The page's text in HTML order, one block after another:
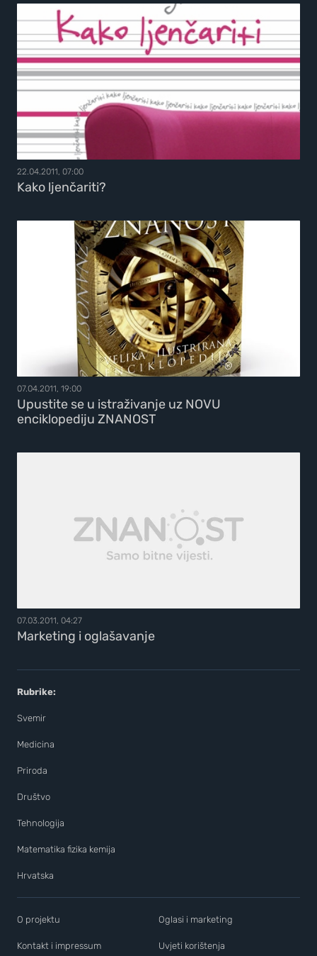
22.04.2011, 07:00
Kako ljenčariti?
07.04.2011, 19:00
Upustite se u istraživanje uz NOVU
enciklopediju ZNANOST
07.03.2011, 04:27
Marketing i oglašavanje
Rubrike:
Svemir
Medicina
Priroda
Društvo
Tehnologija
Matematika fizika kemija
Hrvatska
O projektu Oglasi i marketing
Kontakt i impressum Uvjeti korištenja